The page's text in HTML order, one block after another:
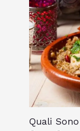
Quali